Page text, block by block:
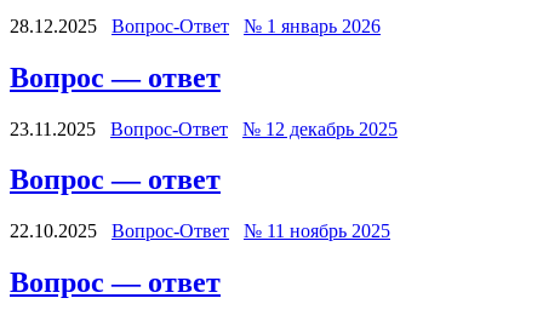
28.12.2025 Вопрос-Ответ № 1 январь 2026
Вопрос — ответ
23.11.2025 Вопрос-Ответ № 12 декабрь 2025
Вопрос — ответ
22.10.2025 Вопрос-Ответ № 11 ноябрь 2025
Вопрос — ответ